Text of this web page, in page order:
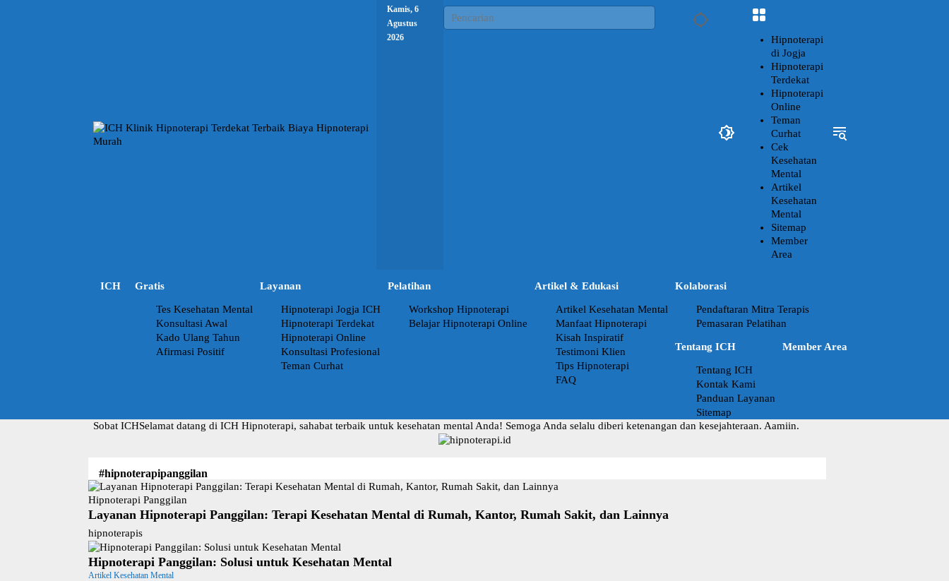
Kamis, 6
Agustus
2026
Hipnoterapi
di Jogja
Hipnoterapi
Terdekat
Hipnoterapi
Online
Teman
Curhat
Cek
Kesehatan
Mental
Artikel
Kesehatan
Mental
Sitemap
Member
Area
ICH Gratis
Tes Kesehatan Mental
Konsultasi Awal
Kado Ulang Tahun
Afirmasi Positif
Layanan
Hipnoterapi Jogja ICH
Hipnoterapi Terdekat
Hipnoterapi Online
Konsultasi Profesional
Teman Curhat
Pelatihan
Workshop Hipnoterapi
Belajar Hipnoterapi Online
Artikel & Edukasi
Artikel Kesehatan Mental
Manfaat Hipnoterapi
Kisah Inspiratif
Testimoni Klien
Tips Hipnoterapi
FAQ
Kolaborasi
Pendaftaran Mitra Terapis
Pemasaran Pelatihan
Tentang ICH
Tentang ICH
Kontak Kami
Panduan Layanan
Sitemap
Member Area
Sobat ICHSelamat datang di ICH Hipnoterapi, sahabat terbaik untuk kesehatan mental Anda! Semoga Anda selalu diberi ketenangan dan kesejahteraan. Aamiin.
#hipnoterapipanggilan
Hipnoterapi Panggilan
Layanan Hipnoterapi Panggilan: Terapi Kesehatan Mental di Rumah, Kantor, Rumah Sakit, dan Lainnya
hipnoterapis
Hipnoterapi Panggilan: Solusi untuk Kesehatan Mental
Artikel Kesehatan Mental